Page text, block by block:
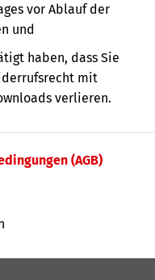
vor Ablauf der
und
haben, dass Sie
mit
verlieren.
(AGB)